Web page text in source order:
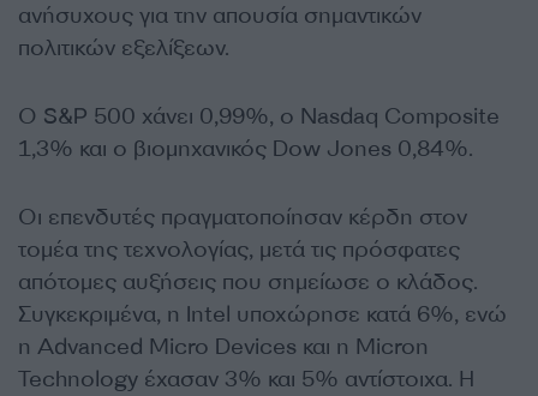
ανήσυχους για την απουσία σημαντικών
πολιτικών εξελίξεων.
Ο S&P 500 χάνει 0,99%, ο Nasdaq Composite
1,3% και ο βιομηχανικός Dow Jones 0,84%.
Οι επενδυτές πραγματοποίησαν κέρδη στον
τομέα της τεχνολογίας, μετά τις πρόσφατες
απότομες αυξήσεις που σημείωσε ο κλάδος.
Συγκεκριμένα, η Intel υποχώρησε κατά 6%, ενώ
η Advanced Micro Devices και η Micron
Technology έχασαν 3% και 5% αντίστοιχα. Η